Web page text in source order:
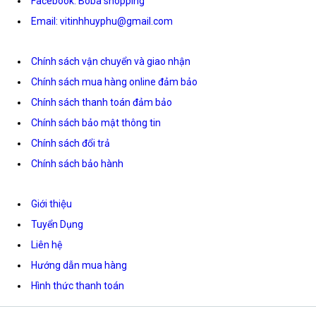
Email: vitinhhuyphu@gmail.com
Chính sách vận chuyển và giao nhận
Chính sách mua hàng online đảm bảo
Chính sách thanh toán đảm bảo
Chính sách bảo mật thông tin
Chính sách đổi trả
Chính sách bảo hành
Giới thiệu
Tuyển Dụng
Liên hệ
Hướng dẫn mua hàng
Hình thức thanh toán